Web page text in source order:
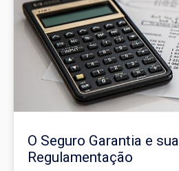
O Seguro Garantia e sua
Regulamentação